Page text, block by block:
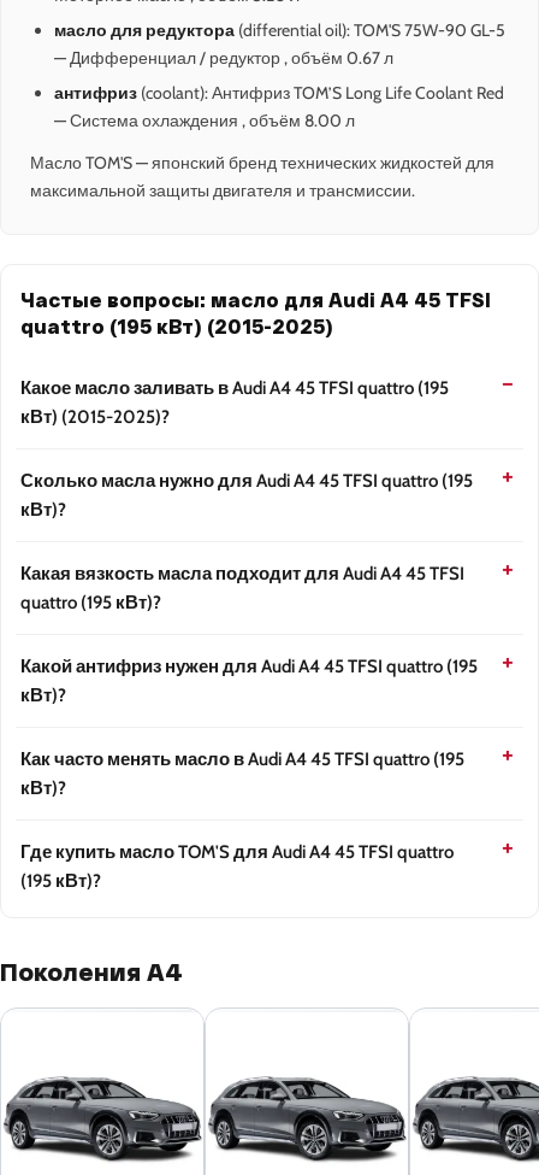
масло для редуктора (differential oil): TOM'S 75W-90 GL-5
— Дифференциал / редуктор , объём 0.67 л
антифриз (coolant): Антифриз TOM’S Long Life Coolant Red
— Система охлаждения , объём 8.00 л
Масло TOM'S — японский бренд технических жидкостей для
максимальной защиты двигателя и трансмиссии.
Частые вопросы: масло для Audi A4 45 TFSI
quattro (195 кВт) (2015-2025)
Какое масло заливать в Audi A4 45 TFSI quattro (195
кВт) (2015-2025)?
Сколько масла нужно для Audi A4 45 TFSI quattro (195
кВт)?
Какая вязкость масла подходит для Audi A4 45 TFSI
quattro (195 кВт)?
Какой антифриз нужен для Audi A4 45 TFSI quattro (195
кВт)?
Как часто менять масло в Audi A4 45 TFSI quattro (195
кВт)?
Где купить масло TOM'S для Audi A4 45 TFSI quattro
(195 кВт)?
Поколения A4